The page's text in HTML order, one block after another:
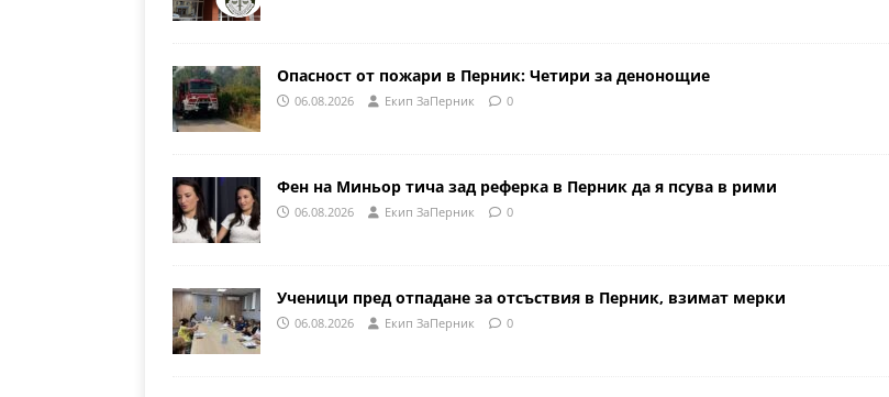
Опасност от пожари в Перник: Четири за денонощие
06.08.2026 Eкип ЗаПерник 0
Фен на Миньор тича зад реферка в Перник да я псува в рими
06.08.2026 Eкип ЗаПерник 0
Ученици пред отпадане за отсъствия в Перник, взимат мерки
06.08.2026 Eкип ЗаПерник 0